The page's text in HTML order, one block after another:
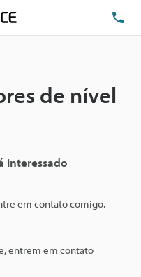
de nível
interessado
em contato comigo.
entrem em contato